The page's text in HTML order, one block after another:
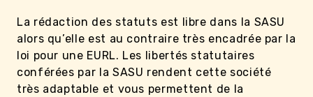
La rédaction des statuts est libre dans la SASU
alors qu’elle est au contraire très encadrée par la
loi pour une EURL. Les libertés statutaires
conférées par la SASU rendent cette société
très adaptable et vous permettent de la